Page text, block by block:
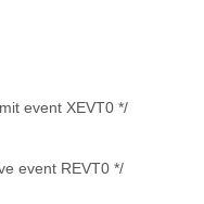
event XEVT0 */
event REVT0 */